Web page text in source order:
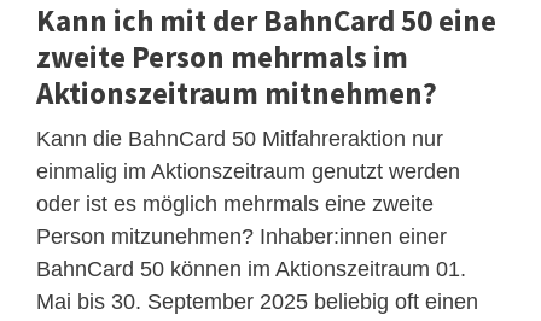
Kann ich mit der BahnCard 50 eine
zweite Person mehrmals im
Aktionszeitraum mitnehmen?
Kann die BahnCard 50 Mitfahreraktion nur
einmalig im Aktionszeitraum genutzt werden
oder ist es möglich mehrmals eine zweite
Person mitzunehmen? Inhaber:innen einer
BahnCard 50 können im Aktionszeitraum 01.
Mai bis 30. September 2025 beliebig oft einen